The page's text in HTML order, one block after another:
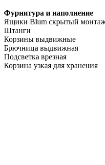
Фурнитура и наполнение
Ящики Blum скрытый
Штанги
Корзины выдвижные
Брючница выдвижная
Подсветка врезная
Корзина узкая для хранения